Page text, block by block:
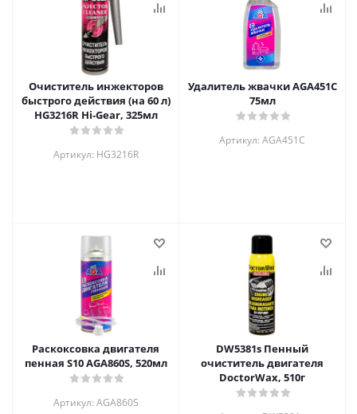
Очиститель инжекторов
быстрого действия (на 60 л)
HG3216R Hi-Gear, 325мл
Артикул: HG3216R
Удалитель жвачки AGA451C
75мл
Артикул: AGA451C
Раскоксовка двигателя
пенная S10 AGA860S, 520мл
Артикул: AGA860S
DW5381s Пенный
очиститель двигателя
DoctorWax, 510г